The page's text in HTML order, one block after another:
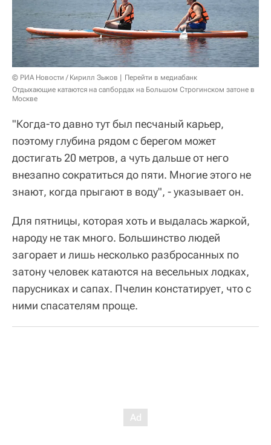
© РИА Новости / Кирилл Зыков
Перейти в медиабанк
Отдыхающие катаются на сапбордах на Большом Строгинском затоне в
Москве
"Когда-то давно тут был песчаный карьер,
поэтому глубина рядом с берегом может
достигать 20 метров, а чуть дальше от него
внезапно сократиться до пяти. Многие этого не
знают, когда прыгают в воду", - указывает он.
Для пятницы, которая хоть и выдалась жаркой,
народу не так много. Большинство людей
загорает и лишь несколько разбросанных по
затону человек катаются на весельных лодках,
парусниках и сапах. Пчелин констатирует, что с
ними спасателям проще.